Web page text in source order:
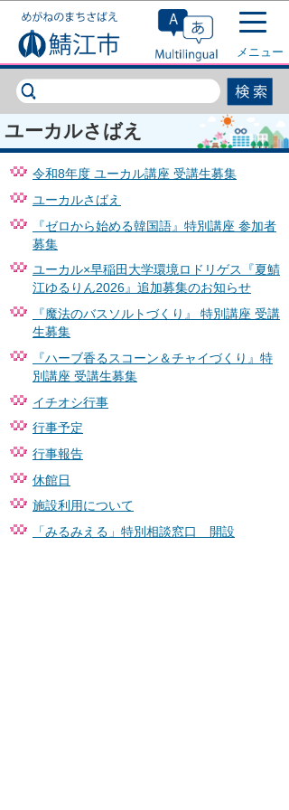
このページの本文へ移動
メニュー
ユーカルさばえ
令和8年度 ユーカル講座 受講生募集
ユーカルさばえ
『ゼロから始める韓国語』特別講座 参加者
募集
ユーカル×早稲田大学環境ロドリゲス『夏鯖
江ゆるりん2026』追加募集のお知らせ
『魔法のバスソルトづくり』 特別講座 受講
生募集
『ハーブ香るスコーン＆チャイづくり』特
別講座 受講生募集
イチオシ行事
行事予定
行事報告
休館日
施設利用について
「みるみえる」特別相談窓口 開設